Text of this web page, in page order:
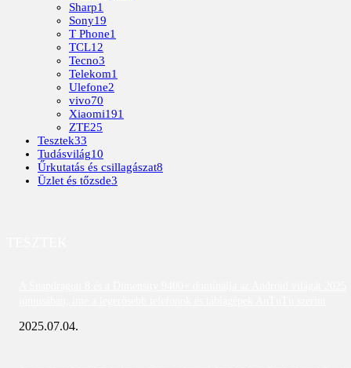
Sharp1
Sony19
T Phone1
TCL12
Tecno3
Telekom1
Ulefone2
vivo70
Xiaomi191
ZTE25
Tesztek33
Tudásvilág10
Űrkutatás és csillagászat8
Üzlet és tőzsde3
2025.07.04.